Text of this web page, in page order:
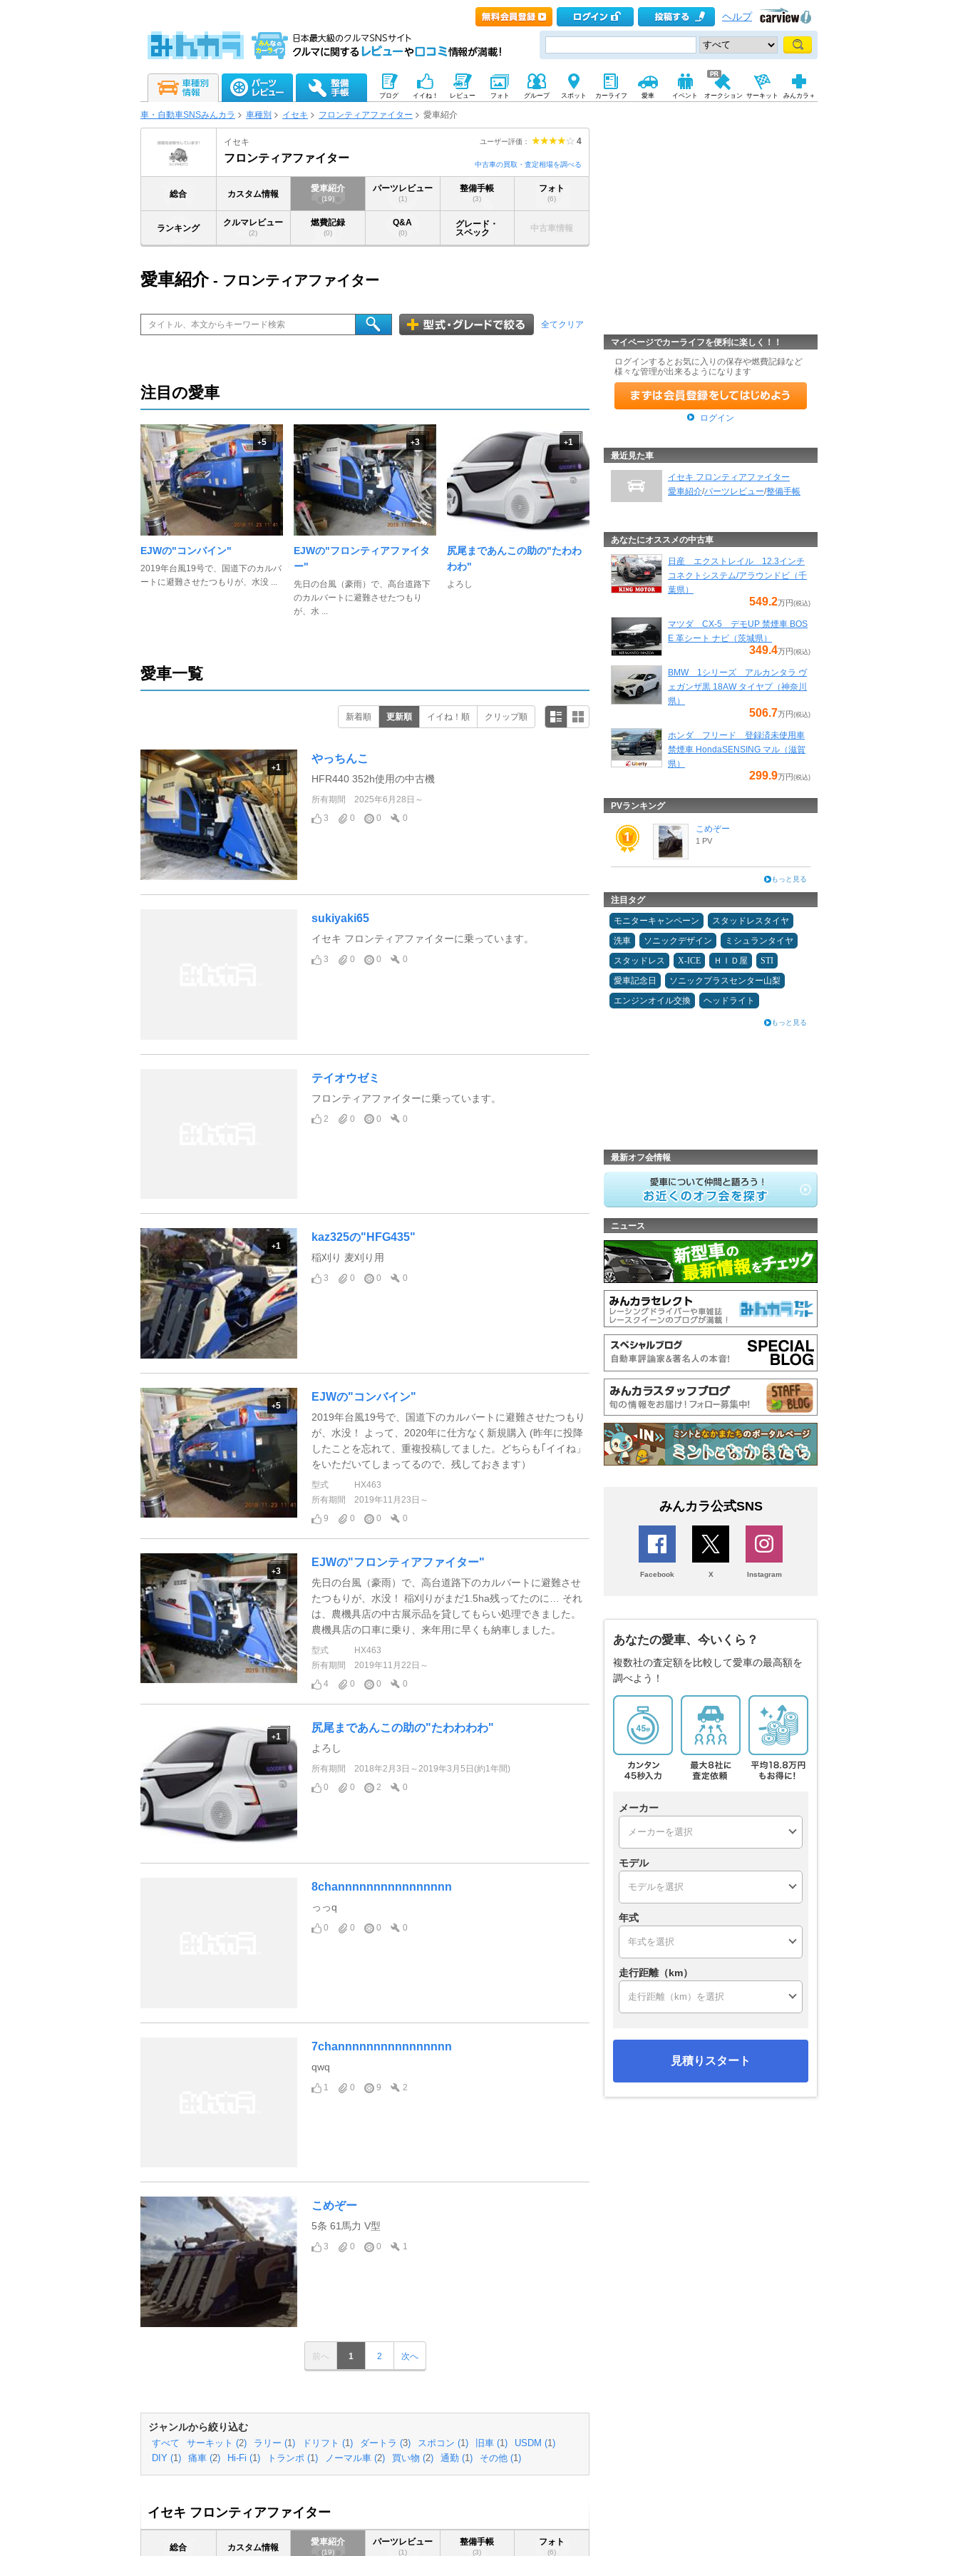
ヘルプ
ブログ イイね！ レビュー フォト グループ スポット カーライフ 愛車 イベント オークション サーキット みんカラ＋
車・自動車SNSみんカラ 車種別 イセキ フロンティアファイター 愛車紹介
ユーザー評価： 4
イセキ
フロンティアファイター
中古車の買取・査定相場を調べる
総合 カスタム情報
愛車紹介
(19)
パーツレビュー
(1)
整備手帳
(3)
フォト
(6)
ランキング
クルマレビュー
(2)
燃費記録
(0)
Q&A
(0)
グレード・
スペック
中古車情報
愛車紹介- フロンティアファイター
全てクリア
注目の愛車
+5
EJWの"コンバイン"
2019年台風19号で、国道下のカルバ
ートに避難させたつもりが、水没 ...
+3
EJWの"フロンティアファイタ
ー"
先日の台風（豪雨）で、高台道路下
のカルバートに避難させたつもり
が、水 ...
+1
尻尾まであんこの助の"たわわ
わわ"
よろし
愛車一覧
新着順 更新順 イイね！順 クリップ順
+1
やっちんこ
HFR440 352h使用の中古機
所有期間
2025年6月28日～
3
0 0 0
sukiyaki65
イセキ フロンティアファイターに乗っています。
3 0 0 0
テイオウゼミ
フロンティアファイターに乗っています。
2 0 0 0
+1
kaz325の"HFG435"
稲刈り 麦刈り用
3 0 0 0
+5
EJWの"コンバイン"
2019年台風19号で、国道下のカルバートに避難させたつもり
が、水没！ よって、2020年に仕方なく新規購入 (昨年に投降
したことを忘れて、重複投稿してました。どちらも｢イイね」
をいただいてしまってるので、残しておきます）
型式
HX463
所有期間
2019年11月23日～
9
0 0 0
+3
EJWの"フロンティアファイター"
先日の台風（豪雨）で、高台道路下のカルバートに避難させ
たつもりが、水没！ 稲刈りがまだ1.5ha残ってたのに… それ
は、農機具店の中古展示品を貸してもらい処理できました。
農機具店の口車に乗り、来年用に早くも納車しました。
型式
HX463
所有期間
2019年11月22日～
4
0 0 0
+1
尻尾まであんこの助の"たわわわわ"
よろし
所有期間
2018年2月3日～2019年3月5日(約1年間)
0
0 2 0
8channnnnnnnnnnnnnnn
っっq
0 0 0 0
7channnnnnnnnnnnnnnn
qwq
1 0 9 2
こめぞー
5条 61馬力 V型
3 0 0 1
前へ 1 2 次へ
ジャンルから絞り込む
すべて サーキット (2) ラリー (1) ドリフト (1) ダートラ (3) スポコン (1) 旧車 (1) USDM (1)
DIY (1) 痛車 (2) Hi-Fi (1) トランポ (1) ノーマル車 (2) 買い物 (2) 通勤 (1) その他 (1)
イセキ フロンティアファイター
総合 カスタム情報
愛車紹介
(19)
パーツレビュー
(1)
整備手帳
(3)
フォト
(6)
マイページでカーライフを便利に楽しく！！
ログインするとお気に入りの保存や燃費記録など
様々な管理が出来るようになります
ログイン
最近見た車
イセキ フロンティアファイター
愛車紹介/パーツレビュー/整備手帳
あなたにオススメの中古車
日産 エクストレイル 12.3インチ
コネクトシステム/アラウンドビ（千
葉県）
549.2万円 (税込)
マツダ CX-5 デモUP 禁煙車 BOS
E 革シート ナビ（茨城県）
349.4万円 (税込)
BMW 1シリーズ アルカンタラ ヴ
ェガンザ黒 18AW タイヤプ（神奈川
県）
506.7万円 (税込)
ホンダ フリード 登録済未使用車
禁煙車 HondaSENSING マル（滋賀
県）
299.9万円 (税込)
PVランキング
こめぞー
1 PV
もっと見る
注目タグ
モニターキャンペーン
スタッドレスタイヤ
洗車
ソニックデザイン
ミシュランタイヤ
スタッドレス
X-ICE ＨＩＤ屋
STI
愛車記念日
ソニックプラスセンター山梨
エンジンオイル交換
ヘッドライト
もっと見る
最新オフ会情報
ニュース
みんカラ公式SNS
Facebook X Instagram
あなたの愛車、今いくら？
複数社の査定額を比較して愛車の最高額を
調べよう！
メーカー
モデル
年式
走行距離（km）
見積りスタート